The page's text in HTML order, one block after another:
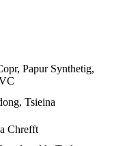
Papur Synthetig,
Tsieina
Chrefft